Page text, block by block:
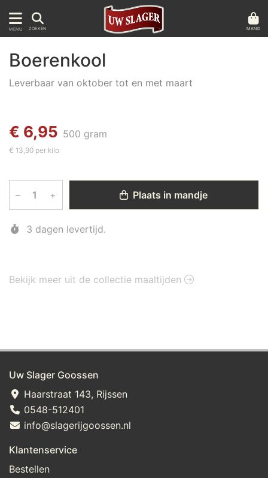
MENU ZOEKEN MAND
Boerenkool
Leverbaar van oktober tot en met maart
€ 6,95 500 gram
€ 13,90 per kilo
– + Plaats in mandje
3 dagen levertijd.
Bekijk meer uit de collectie maaltijden
Uw Slager Goossen
Haarstraat 143, Rijssen
0548-512401
info@slagerijgoossen.nl
Klantenservice
Bestellen